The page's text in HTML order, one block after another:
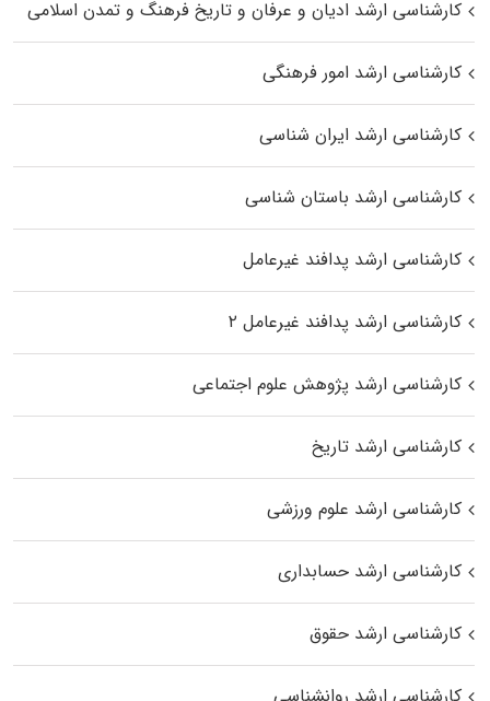
کارشناسی ارشد ادیان و عرفان و تاریخ فرهنگ و تمدن اسلامی
کارشناسی ارشد امور فرهنگی
کارشناسی ارشد ایران شناسی
کارشناسی ارشد باستان شناسی
کارشناسی ارشد پدافند غیرعامل
کارشناسی ارشد پدافند غیرعامل ۲
کارشناسی ارشد پژوهش علوم اجتماعی
کارشناسی ارشد تاریخ
کارشناسی ارشد علوم ورزشی
کارشناسی ارشد حسابداری
کارشناسی ارشد حقوق